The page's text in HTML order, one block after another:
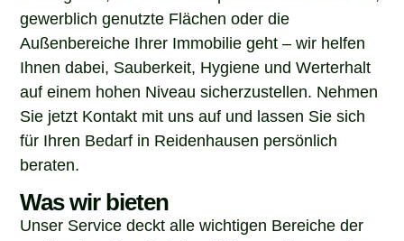
gewerblich genutzte Flächen oder die
Außenbereiche Ihrer Immobilie geht – wir helfen
Ihnen dabei, Sauberkeit, Hygiene und Werterhalt
auf einem hohen Niveau sicherzustellen. Nehmen
Sie jetzt Kontakt mit uns auf und lassen Sie sich
für Ihren Bedarf in Reidenhausen persönlich
beraten.
Was wir bieten
Unser Service deckt alle wichtigen Bereiche der